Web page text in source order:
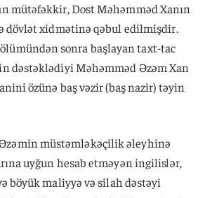
mütəfəkkir, Dost Məhəmməd Xanın
dövlət xidmətinə qəbul edilmişdir.
sonra başlayan taxt-tac
dəstəklədiyi Məhəmməd Əzəm Xan
özünə baş vəzir (baş nazir) təyin
müstəmləkəçilik əleyhinə
uyğun hesab etməyən ingilislər,
böyük maliyyə və silah dəstəyi